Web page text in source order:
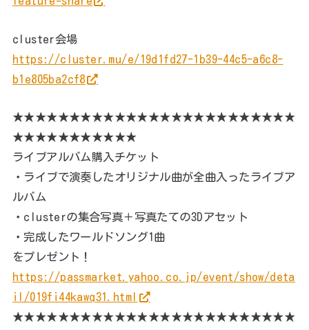
cluster会場
https://cluster.mu/e/19d1fd27-1b39-44c5-a6c8-
b1e805ba2cf8
★★★★★★★★★★★★★★★★★★★★★★★★★
★★★★★★★★★★★
ライブアルバム購入チケット
・ライブで演奏したオリジナル曲が全曲入ったライブア
ルバム
・clusterの集合写真＋写真たての3Dアセット
・完成したワールドソング1曲
をプレゼント！
https://passmarket.yahoo.co.jp/event/show/deta
il/019fi44kawq31.html
★★★★★★★★★★★★★★★★★★★★★★★★★